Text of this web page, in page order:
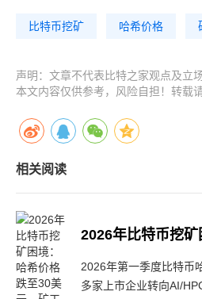
比特币挖矿 哈希价格
声明：文章不代表比特之家观点及立
本文内容仅供参考，风险自担！转载
相关阅读
2026年比特币挖
2026年第一季度比特币
多家上市企业转向AI/